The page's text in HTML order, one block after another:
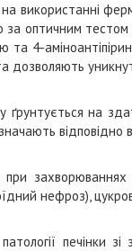
використанні
оптичним
та 4-
дозволяють
на
відповідно
при
нефроз),
печінки зі